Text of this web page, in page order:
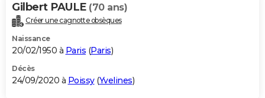
Gilbert PAULE (70 ans)
Créer une cagnotte obsèques
Naissance
20/02/1950 à Paris (Paris)
Décès
24/09/2020 à Poissy(Yvelines)